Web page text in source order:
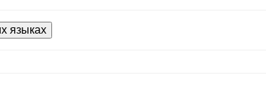
языках